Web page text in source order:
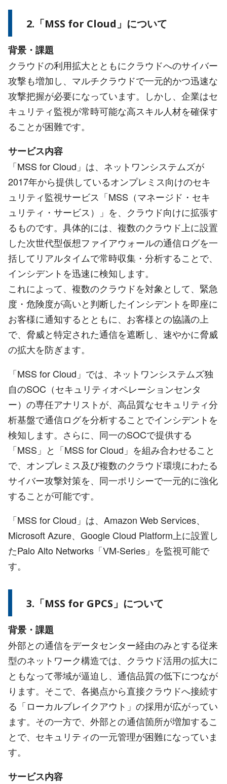
2.「MSS for Cloud」について
背景・課題
クラウドの利用拡大とともにクラウドへのサイバー
攻撃も増加し、マルチクラウドで一元的かつ迅速な
攻撃把握が必要になっています。しかし、企業はセ
キュリティ監視が常時可能な高スキル人材を確保す
ることが困難です。
サービス内容
「MSS for Cloud」は、ネットワンシステムズが
2017年から提供しているオンプレミス向けのセキ
ュリティ監視サービス「MSS（マネージド・セキ
ュリティ・サービス）」を、クラウド向けに拡張す
るものです。具体的には、複数のクラウド上に設置
した次世代型仮想ファイアウォールの通信ログを一
括してリアルタイムで常時収集・分析することで、
インシデントを迅速に検知します。
これによって、複数のクラウドを対象として、緊急
度・危険度が高いと判断したインシデントを即座に
お客様に通知するとともに、お客様との協議の上
で、脅威と特定された通信を遮断し、速やかに脅威
の拡大を防ぎます。
「MSS for Cloud」では、ネットワンシステムズ独
自のSOC（セキュリティオペレーションセンタ
ー）の専任アナリストが、高品質なセキュリティ分
析基盤で通信ログを分析することでインシデントを
検知します。さらに、同一のSOCで提供する
「MSS」と「MSS for Cloud」を組み合わせること
で、オンプレミス及び複数のクラウド環境にわたる
サイバー攻撃対策を、同一ポリシーで一元的に強化
することが可能です。
「MSS for Cloud」は、Amazon Web Services、
Microsoft Azure、Google Cloud Platform上に設置し
たPalo Alto Networks「VM-Series」を監視可能で
す。
3.「MSS for GPCS」について
背景・課題
外部との通信をデータセンター経由のみとする従来
型のネットワーク構造では、クラウド活用の拡大に
ともなって帯域が逼迫し、通信品質の低下につなが
ります。そこで、各拠点から直接クラウドへ接続す
る「ローカルブレイクアウト」の採用が広がってい
ます。その一方で、外部との通信箇所が増加するこ
とで、セキュリティの一元管理が困難になっていま
す。
サービス内容